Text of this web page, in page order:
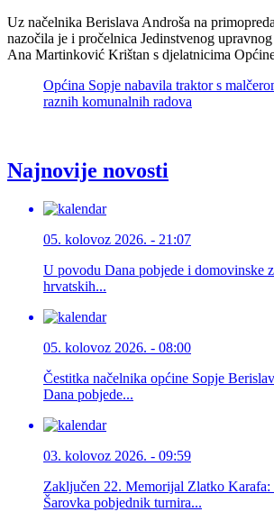
Uz načelnika Berislava Androša na
nazočila je i pročelnica Jedinstvenog
Ana Martinković Krištan s djelatnicima
Općina Sopje nabavila traktor s
raznih komunalnih radova
Najnovije novosti
05. kolovoz 2026. - 21:07
U povodu Dana pobjede i domovinske
hrvatskih...
05. kolovoz 2026. - 08:00
Čestitka načelnika općine Sopje
Dana pobjede...
03. kolovoz 2026. - 09:59
Zaključen 22. Memorijal Zlatko Karafa:
Šarovka pobjednik turnira...